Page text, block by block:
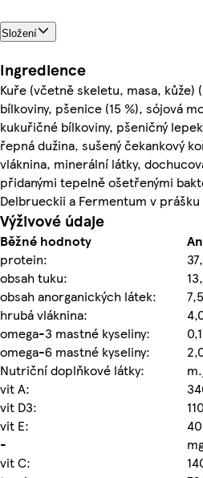
Složení
Ingredience
Kuře (včetně skeletu, masa, kůže)
bílkoviny, pšenice (15 %), sójová
kukuřičné bílkoviny, pšeničný
řepná dužina, sušený čekankový
vláknina, minerální látky,
přidanými tepelně ošetřenými
Delbrueckii a Fermentum v
Výživové údaje
Běžné hodnoty
protein:
obsah tuku:
obsah anorganických látek:
hrubá vláknina:
omega-3 mastné kyseliny:
omega-6 mastné kyseliny:
Nutriční doplňkové látky:
vit A:
vit D3:
vit E:
-
vit C: